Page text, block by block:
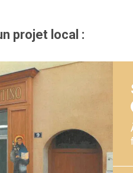
projet local :